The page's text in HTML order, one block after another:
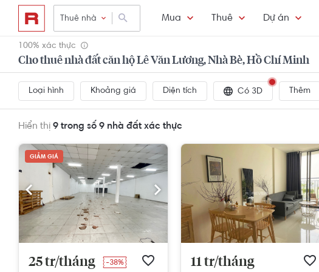
Thuê nhà Mua Thuê Dự án
100% xác thực
Cho thuê nhà đất căn hộ Lê Văn Lương, Nhà Bè, Hồ Chí Minh
Loại hình Khoảng giá Diện tích Có 3D Thêm
Hiển thị 9 trong số 9 nhà đất xác thực
GIẢM GIÁ
25 tr/tháng -38% 11 tr/tháng